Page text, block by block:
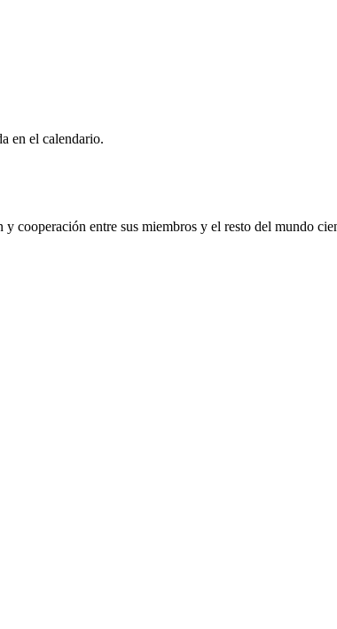
en el calendario.
cooperación entre sus miembros y el resto del mundo